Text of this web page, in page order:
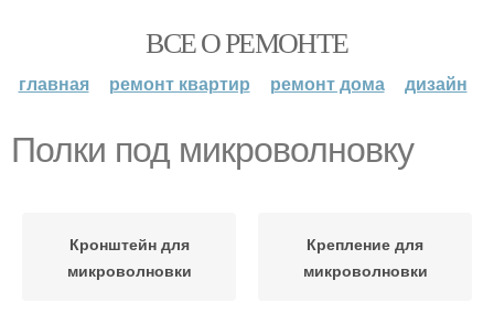
ВСЕ О РЕМОНТЕ
главная ремонт квартир ремонт дома дизайн
Полки под микроволновку
Кронштейн для
микроволновки
Крепление для
микроволновки